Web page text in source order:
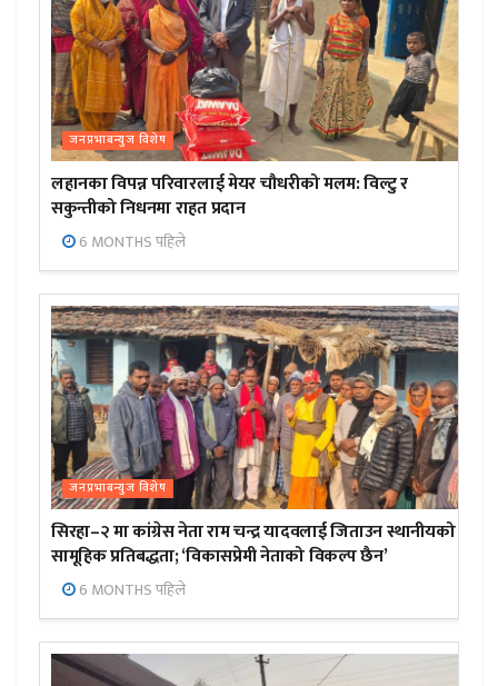
जनप्रभाबन्युज विशेष
लहानका विपन्न परिवारलाई मेयर चौधरीको मलम: विल्टु र
सकुन्तीको निधनमा राहत प्रदान
6 MONTHS पहिले
जनप्रभाबन्युज विशेष
सिरहा–२ मा कांग्रेस नेता राम चन्द्र यादवलाई जिताउन स्थानीयको
सामूहिक प्रतिबद्धता; ‘विकासप्रेमी नेताको विकल्प छैन’
6 MONTHS पहिले